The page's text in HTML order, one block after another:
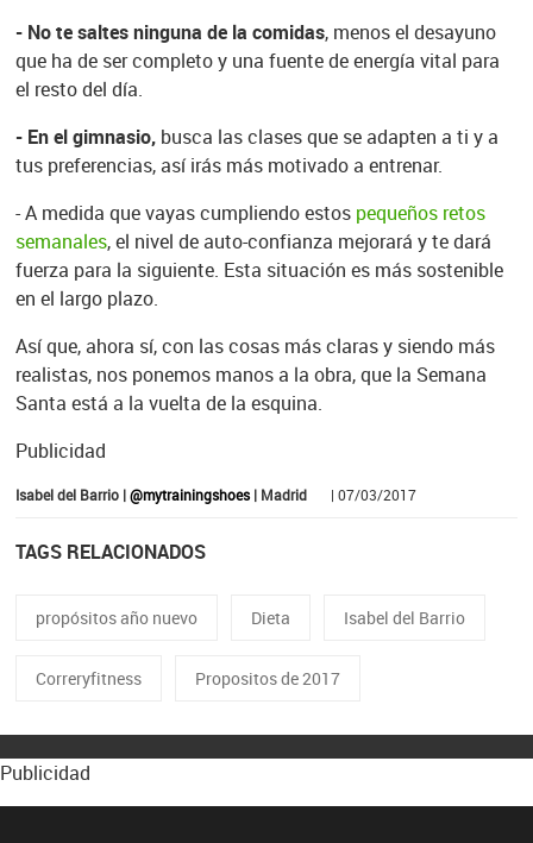
- No te saltes ninguna de la comidas, menos el desayuno
que ha de ser completo y una fuente de energía vital para
el resto del día.
- En el gimnasio,busca las clases que se adapten a ti y a
tus preferencias, así irás más motivado a entrenar.
- A medida que vayas cumpliendo estos pequeños retos
semanales, el nivel de auto-confianza mejorará y te dará
fuerza para la siguiente. Esta situación es más sostenible
en el largo plazo.
Así que, ahora sí, con las cosas más claras y siendo más
realistas, nos ponemos manos a la obra, que la Semana
Santa está a la vuelta de la esquina.
Publicidad
Isabel del Barrio |@mytrainingshoes| Madrid | 07/03/2017
TAGS RELACIONADOS
propósitos año nuevo Dieta Isabel del Barrio
Correryfitness Propositos de 2017
Publicidad